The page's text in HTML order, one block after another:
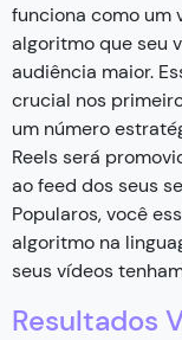
funciona como um
algoritmo que seu
audiência maior.
crucial nos
um número
Reels será
ao feed dos seus
Popularos, você
algoritmo na
seus vídeos
Resultados